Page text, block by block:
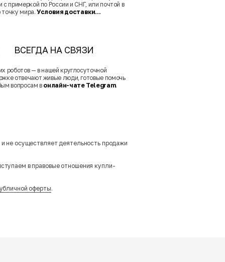
с примеркой по России и СНГ, или почтой в
мира.Условия доставки...
ВСЕГДА НА СВЯЗИ
роботов — в нашей круглосуточной
отвечают живые люди, готовые помочь
вопросам в онлайн-чате Telegram.
не осуществляет деятельность продажи
в правовые отношения купли-
оферты.